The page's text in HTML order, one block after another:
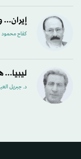
كفاح محمود
د. جبريل